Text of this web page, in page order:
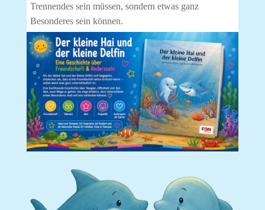
Trennendes sein müssen, sondern etwas ganz
Besonderes sein können.